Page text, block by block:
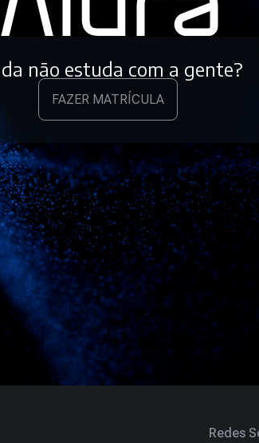
não estuda com a gente?
FAZER MATRÍCULA
Redes